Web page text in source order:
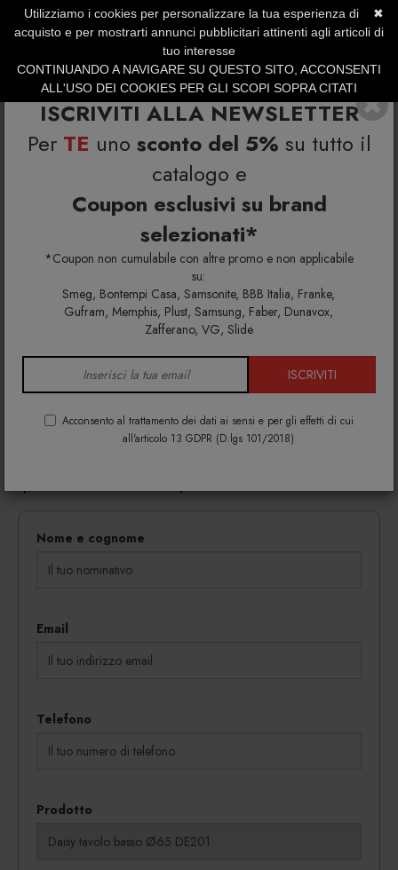
ISCRIVITI ALLA NEWSLETTER
Per TE uno sconto del 5% su tutto il
catalogo e
Coupon esclusivi su brand
selezionati*
*Coupon non cumulabile con altre promo e non applicabile
su:
Smeg, Bontempi Casa, Samsonite, BBB Italia, Franke,
Gufram, Memphis, Plust, Samsung, Faber, Dunavox,
Zafferano, VG, Slide
ISCRIVITI
Acconsento al trattamento dei dati ai sensi e per gli effetti di cui
all'articolo 13 GDPR (D.lgs 101/2018)
SERVIZIO CLIENTI +39.0773.470.562
SUMMER SALES | Fino al 31 Agosto
Richiedi info e un'offerta personalizzata per te
Daisy tavolo basso Ø65 DE201
Richiedi maggiori info e la tua
offerta personalizzata per Daisy
tavolo basso Ø65 DE201
informazioni su colori, materiali e disponibilità.
Nome e cognome
Email
Telefono
Prodotto
✖
Utilizziamo i cookies per personalizzare la tua esperienza di
acquisto e per mostrarti annunci pubblicitari attinenti agli articoli di
tuo interesse
CONTINUANDO A NAVIGARE SU QUESTO SITO, ACCONSENTI
ALL'USO DEI COOKIES PER GLI SCOPI SOPRA CITATI